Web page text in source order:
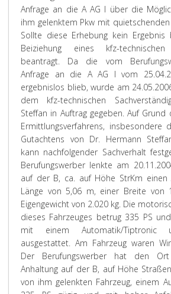
Anfrage an die A AG I über die
ihm gelenktem Pkw mit
Sollte diese Erhebung kein Ergebnis
Beiziehung eines kfz-technischen
beantragt. Da die vom
Anfrage an die A AG I vom
ergebnislos blieb, wurde am
dem kfz-technischen
Steffan in Auftrag gegeben. Auf Grund
Ermittlungsverfahrens, insbesondere
Gutachtens von Dr. Hermann
kann nachfolgender Sachverhalt
Berufungswerber lenkte am
auf der B, ca. auf Höhe StrKm
Länge von 5,06 m, einer Breite von
Eigengewicht von 2.020 kg. Die
dieses Fahrzeuges betrug 335 PS
mit einem Automatik/Tiptronic
ausgestattet. Am Fahrzeug waren
Der Berufungswerber hat den
Anhaltung auf der B, auf Höhe
von ihm gelenkten Fahrzeug, einem